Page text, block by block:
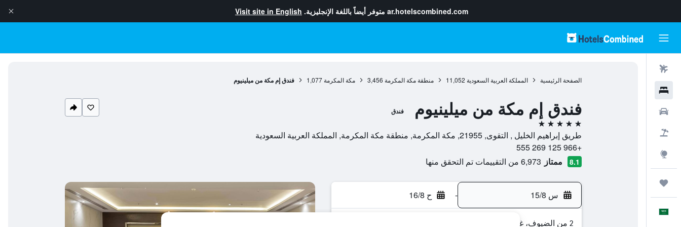
ar.hotelscombined.com متوفر أيضاً باللغة الإنجليزية. Visit site in English
الصفحة الرئيسية المملكة العربية السعودية 11,052 منطقة مكة المكرمة 3,456 مكة المكرمة 1,077 فندق إم مكة من ميلينيوم
فندق إم مكة من ميلينيوم فندق
5 نجوم
طريق إبراهيم الخليل , التقوى, 21955, مكة المكرمة, منطقة مكة المكرمة, المملكة العربية السعودية
+966 125 269 555
8.1 ممتاز 6,973 من التقييمات تم التحقق منها
س 15/8 - ح 16/8
2 من الضيوف، غرفة واحدة